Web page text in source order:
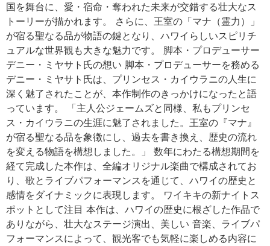
国を舞台に、愛・宿命・奪われた未来が交錯する壮大なス
トーリーが描かれます。 さらに、王室の「マナ（霊力）」
が宿る聖なる品が物語の鍵となり、ハワイらしいスピリチ
ュアルな世界観も大きな魅力です。 脚本・プロデューサー
デニー・ミヤサト氏の想い 脚本・プロデューサーを務める
デニー・ミヤサト氏は、プリンセス・カイウラニの人生に
深く魅了されたことが、本作制作のきっかけになったと語
っています。 「主人公ジェームズと同様、私もプリンセ
ス・カイウラニの生涯に魅了されました。王室の『マナ』
が宿る聖なる品を象徴にし、過去を書き換え、歴史の流れ
を変える物語を構想しました。」 数年にわたる構想期間を
経て完成した本作は、全編オリジナル楽曲で構成されてお
り、歌とライブパフォーマンスを通じて、ハワイの歴史と
感情をダイナミックに表現します。 ワイキキの新ナイトス
ポットとして注目 本作は、ハワイの歴史に根ざした作品で
ありながら、壮大なステージ演出、美しい 音楽、ライブパ
フォーマンスによって、観光客でも気軽に楽しめる内容に